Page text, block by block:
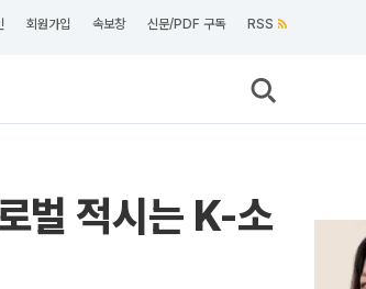
회원가입 속보창 신문/PDF 구독 RSS
벌 적시는 K-소